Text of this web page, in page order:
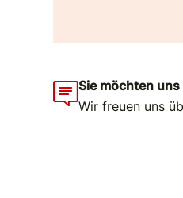
Sie möchten
Wir freuen uns